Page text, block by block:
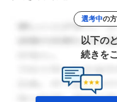
選考中の
以下の
続きを